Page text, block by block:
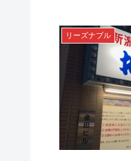
リーズナブル